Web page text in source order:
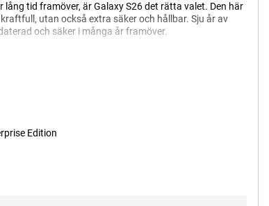
tid framöver, är Galaxy S26 det rätta valet. Den här
utan också extra säker och hållbar. Sju år av
och säker i många år framöver.
och Enterprise Edition kommer att finnas
du kan enkelt beställa samma nya enheter senare om
Edition